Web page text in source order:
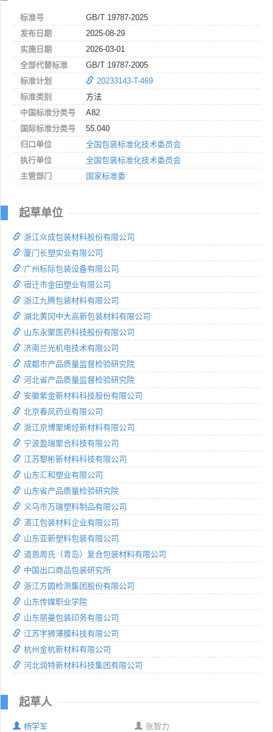
标准号
GB/T 19787-2025
发布日期
2025-08-29
实施日期
2026-03-01
全部代替标准
GB/T 19787-2005
标准计划
20233143-T-469
标准类别
方法
中国标准分类号
A82
国际标准分类号
55.040
归口单位
全国包装标准化技术委员会
执行单位
全国包装标准化技术委员会
主管部门
国家标准委
起草单位
浙江众成包装材料股份有限公司
厦门长塑实业有限公司
广州标际包装设备有限公司
宿迁市金田塑业有限公司
浙江九腾包装材料有限公司
湖北黄冈中大高新包装材料有限公司
山东永聚医药科技股份有限公司
济南兰光机电技术有限公司
成都市产品质量监督检验研究院
河北省产品质量监督检验研究院
安徽紫金新材料科技股份有限公司
北京春风药业有限公司
浙江京博聚烯烃新材料有限公司
宁波盈瑞聚合科技有限公司
江苏黎彬新材料科技有限公司
山东汇和塑业有限公司
山东省产品质量检验研究院
义乌市万瑞塑料制品有限公司
湛江包装材料企业有限公司
山东亚新塑料包装有限公司
道恩周氏（青岛）复合包装材料有限公司
中国出口商品包装研究所
浙江方圆检测集团股份有限公司
山东传媒职业学院
山东丽曼包装印务有限公司
江苏宇狮薄膜科技有限公司
杭州金杭新材料有限公司
河北润特新材料科技集团有限公司
起草人
杨学军
张智力